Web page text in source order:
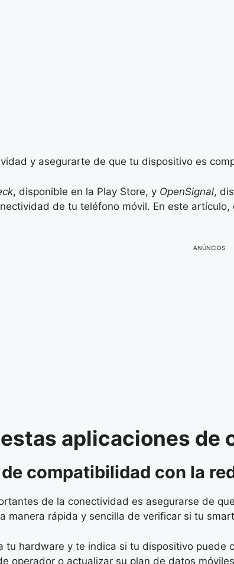
y asegurarte de que tu dispositivo es
, disponible en la Play Store, y OpenSignal,
de tu teléfono móvil. En este
ANÚNCIOS
aplicaciones de
compatibilidad con la
de la conectividad es asegurarse de
manera rápida y sencilla de verificar si tu
tu hardware y te indica si tu dispositivo
operador o actualizar su plan de datos